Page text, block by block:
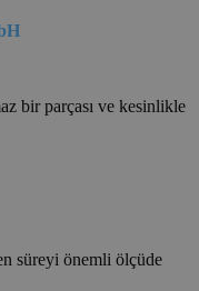
bir parçası ve kesinlikle
süreyi önemli ölçüde